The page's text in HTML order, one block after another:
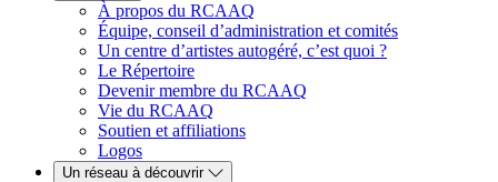
À propos du RCAAQ
Équipe, conseil d’administration et comités
Un centre d’artistes autogéré, c’est quoi ?
Le Répertoire
Devenir membre du RCAAQ
Vie du RCAAQ
Soutien et affiliations
Logos
Un réseau à découvrir